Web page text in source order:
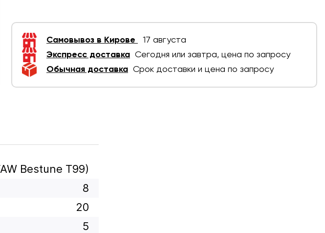
Самовывоз в Кирове
17 августа
Экспресс доставка Сегодня или завтра, цена по запросу
Обычная доставка Срок доставки и цена по запросу
Bestune T99)
8
20
5